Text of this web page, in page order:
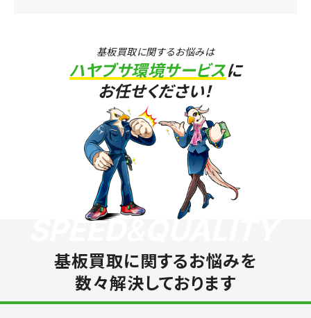
基板買取に関するお悩みは
ハヤブサ環境サービスに
お任せください！
SPEED QUALITY
基板買取に関するお悩みを
数々解決しております